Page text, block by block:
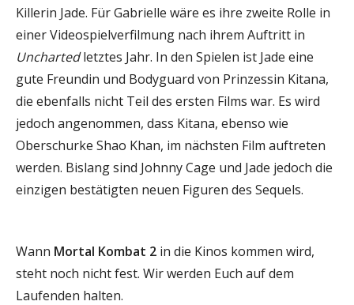
Killerin Jade. Für Gabrielle wäre es ihre zweite Rolle in
einer Videospielverfilmung nach ihrem Auftritt in
Unchartedletztes Jahr. In den Spielen ist Jade eine
gute Freundin und Bodyguard von Prinzessin Kitana,
die ebenfalls nicht Teil des ersten Films war. Es wird
jedoch angenommen, dass Kitana, ebenso wie
Oberschurke Shao Khan, im nächsten Film auftreten
werden. Bislang sind Johnny Cage und Jade jedoch die
einzigen bestätigten neuen Figuren des Sequels.
Wann Mortal Kombat 2 in die Kinos kommen wird,
steht noch nicht fest. Wir werden Euch auf dem
Laufenden halten.